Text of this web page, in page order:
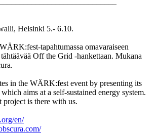
Helsinki 5.- 6.10.
tapahtumassa omavaraiseen
Off the Grid -hankettaan. Mukana
in the WÄRK:fest event by presenting its
aims at a self-sustained energy system.
is there with us.
en/